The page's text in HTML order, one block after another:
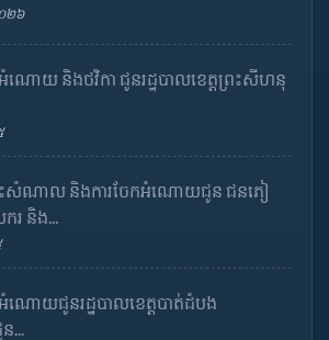
២៦
ណោយ និងថវិកា ជូនរដ្ឋបាលខេត្តព្រះសីហនុ
ណាល និងការចែកអំណោយជូន ជនភៀ
និង...
ណោយជូនរដ្ឋបាលខេត្តបាត់ដំបង
...